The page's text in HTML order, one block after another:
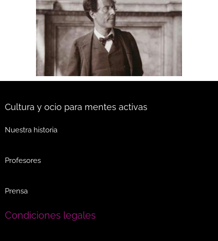
Cultura y ocio para mentes activas
Nuestra historia
Profesores
Prensa
Condiciones legales